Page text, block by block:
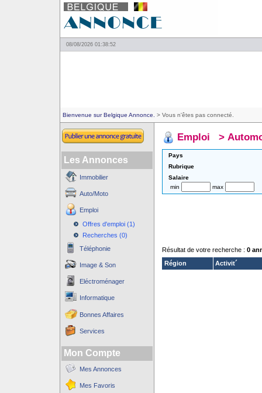
08/08/2026 01:38:52
Bienvenue sur Belgique Annonce. > Vous n'êtes pas connecté.
Les Annonces
Immobilier
Auto/Moto
Emploi
Offres d'emploi (1)
Recherches (0)
Téléphonie
Image & Son
Eléctroménager
Informatique
Bonnes Affaires
Services
Mon Compte
Mes Annonces
Mes Favoris
Emploi >
Pays
Rubrique
Salaire
min
max
Résultat de votre recherche : 0
Région
Activit´